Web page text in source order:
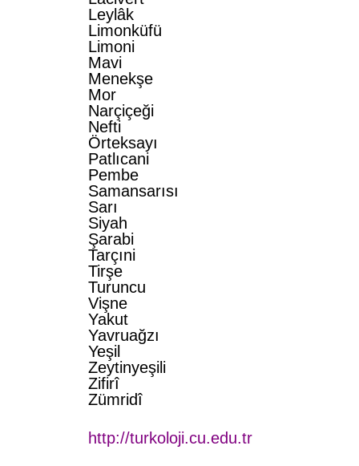
Leylâk
Limonküfü
Limoni
Mavi
Menekşe
Mor
Narçiçeği
Nefti
Örteksayı
Patlıcani
Pembe
Samansarısı
Sarı
Siyah
Şarabi
Tarçıni
Tirşe
Turuncu
Vişne
Yakut
Yavruağzı
Yeşil
Zeytinyeşili
Zifirî
Zümridî
http://turkoloji.cu.edu.tr